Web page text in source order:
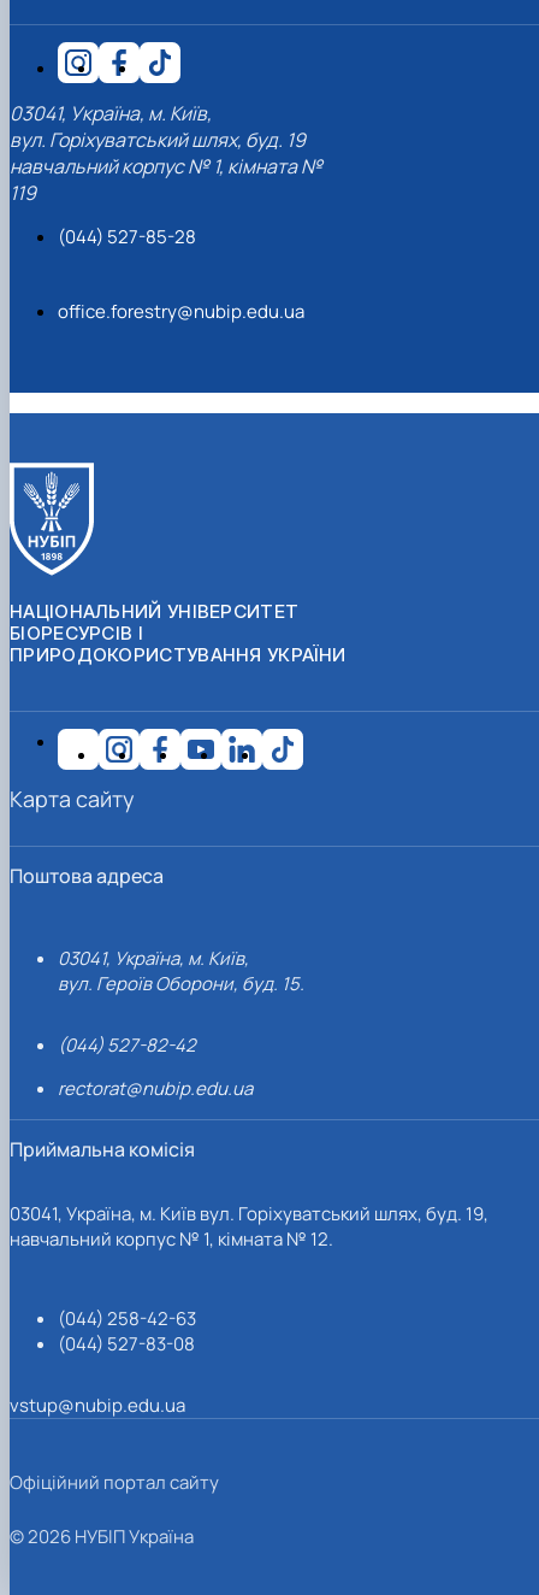
03041, Україна, м. Київ,
вул. Горіхуватський шлях, буд. 19
навчальний корпус № 1, кімната №
119
(044) 527-85-28
office.forestry@nubip.edu.ua
НАЦІОНАЛЬНИЙ УНІВЕРСИТЕТ
БІОРЕСУРСІВ І
ПРИРОДОКОРИСТУВАННЯ УКРАЇНИ
Поштова адреса
03041, Україна, м. Київ,
вул. Героїв Оборони, буд. 15.
(044) 527-82-42
rectorat@nubip.edu.ua
Приймальна комісія
03041, Україна, м. Київ вул. Горіхуватський шлях, буд. 19,
навчальний корпус № 1, кімната № 12.
(044) 258-42-63
(044) 527-83-08
vstup@nubip.edu.ua
Карта сайту
Офіційний портал сайту
© 2026 НУБІП Україна